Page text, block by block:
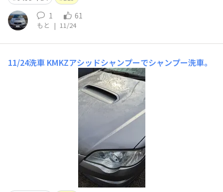
1 61
もと | 11/24
11/24洗車 KMKZアシッドシャンプーでシャンプー洗車。